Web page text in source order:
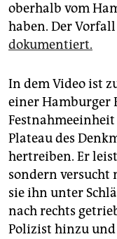
oberhalb vom
haben. Der
dokumentiert.
In dem Video ist
einer Hamburger
Plateau des
hertreiben. Er
sondern versucht
sie ihn unter
nach rechts
Polizist hinzu